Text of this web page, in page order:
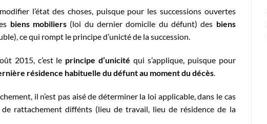
l’état des choses, puisque pour les successions ouvertes
biens mobiliers (loi du dernier domicile du défunt) des biens
ce qui rompt le principe d’unicté de la succession.
2015, c’est le principe d’unicité qui s’applique, puisque pour
résidence habituelle du défunt au moment du décès.
il n’est pas aisé de déterminer la loi applicable, dans le cas
rattachement diffénts (lieu de travail, lieu de résidence de la